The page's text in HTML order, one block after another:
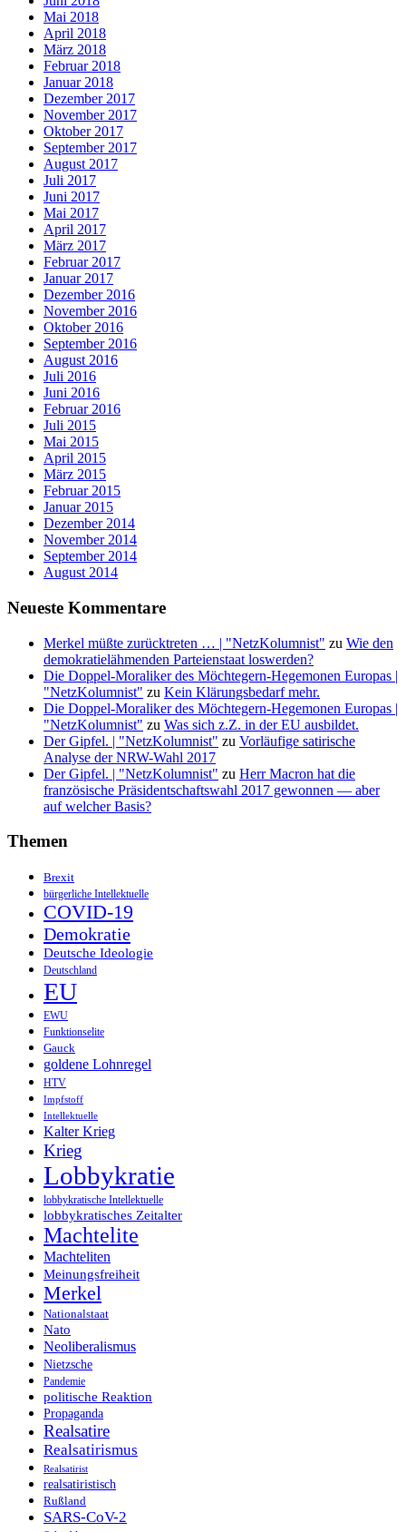
Mai 2018
April 2018
März 2018
Februar 2018
Januar 2018
Dezember 2017
November 2017
Oktober 2017
September 2017
August 2017
Juli 2017
Juni 2017
Mai 2017
April 2017
März 2017
Februar 2017
Januar 2017
Dezember 2016
November 2016
Oktober 2016
September 2016
August 2016
Juli 2016
Juni 2016
Februar 2016
Juli 2015
Mai 2015
April 2015
März 2015
Februar 2015
Januar 2015
Dezember 2014
November 2014
September 2014
August 2014
Neueste Kommentare
Merkel müßte zurücktreten … | "NetzKolumnist" zu Wie den
demokratielähmenden Parteienstaat loswerden?
Die Doppel-Moraliker des Möchtegern-Hegemonen Europas |
"NetzKolumnist" zu Kein Klärungsbedarf mehr.
Die Doppel-Moraliker des Möchtegern-Hegemonen Europas |
"NetzKolumnist" zu Was sich z.Z. in der EU ausbildet.
Der Gipfel. | "NetzKolumnist" zu Vorläufige satirische
Analyse der NRW-Wahl 2017
Der Gipfel. | "NetzKolumnist" zu Herr Macron hat die
französische Präsidentschaftswahl 2017 gewonnen — aber
auf welcher Basis?
Themen
Brexit
bürgerliche Intellektuelle
COVID-19
Demokratie
Deutsche Ideologie
Deutschland
EU
EWU
Funktionselite
Gauck
goldene Lohnregel
HTV
Impfstoff
Intellektuelle
Kalter Krieg
Krieg
Lobbykratie
lobbykratische Intellektuelle
lobbykratisches Zeitalter
Machtelite
Machteliten
Meinungsfreiheit
Merkel
Nationalstaat
Nato
Neoliberalismus
Nietzsche
Pandemie
politische Reaktion
Propaganda
Realsatire
Realsatirismus
Realsatirist
realsatiristisch
Rußland
SARS-CoV-2